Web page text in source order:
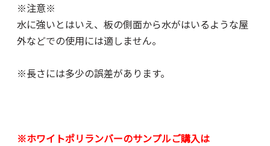
※注意※
水に強いとはいえ、板の側面から水がはいるような屋
外などでの使用には適しません。
※長さには多少の誤差があります。
※ホワイトポリランバーのサンプルご購入は